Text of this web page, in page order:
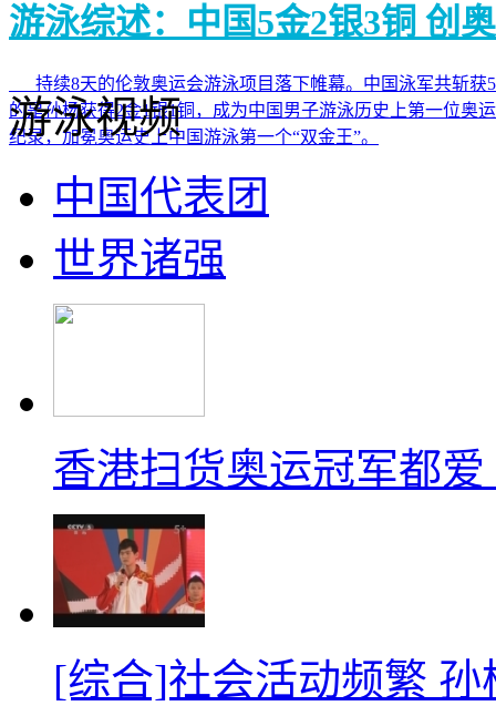
游泳综述：中国5金2银3铜 创
持续8天的伦敦奥运会游泳项目落下帷幕。中国泳军共斩获
的是孙杨获得2金1银1铜，成为中国男子游泳历史上第一位奥
纪录，加冕奥运史上中国游泳第一个“双金王”。
游泳视频
中国代表团
世界诸强
香港扫货奥运冠军都
[综合]社会活动频繁 孙